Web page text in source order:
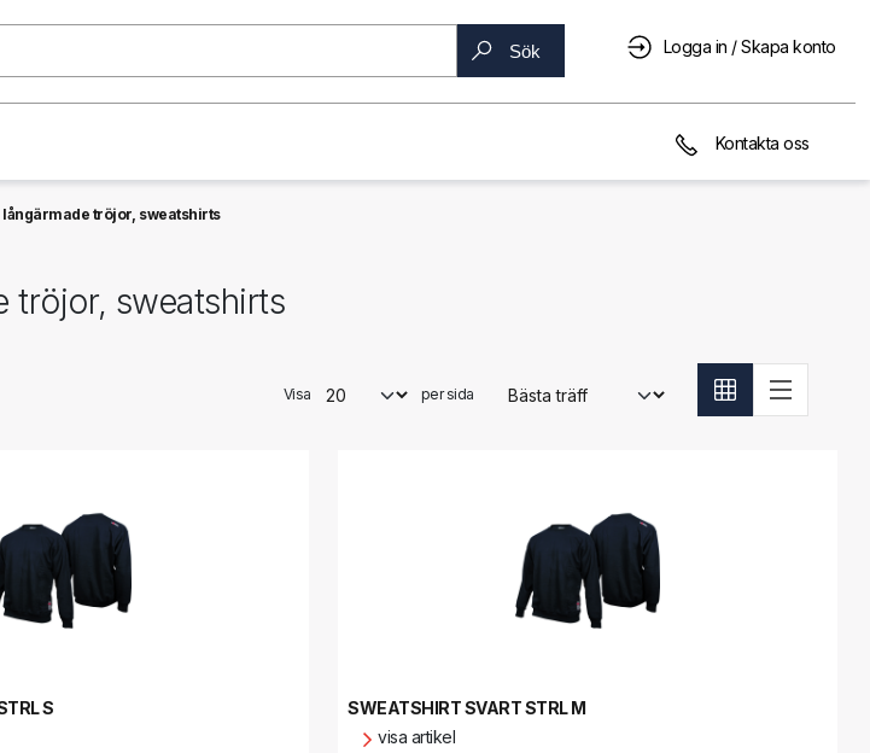
Sök Logga in / Skapa konto
Kontakta oss
långärmade tröjor, sweatshirts
tröjor, sweatshirts
Visa per sida
S
SWEATSHIRT SVART STRL M
visa artikel